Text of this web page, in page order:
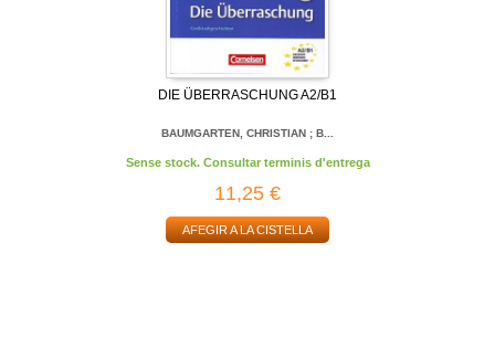
DIE ÜBERRASCHUNG A2/B1
BAUMGARTEN, CHRISTIAN ; B...
Sense stock. Consultar terminis d'entrega
11,25 €
AFEGIR A LA CISTELLA